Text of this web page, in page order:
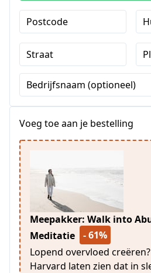
Postcode
Straat
Bedrijfsnaam (optioneel)
Voeg toe aan je bestelling
Meepakker: Walk into
Meditatie
- 61%
Lopend overvloed
Harvard laten zien dat in